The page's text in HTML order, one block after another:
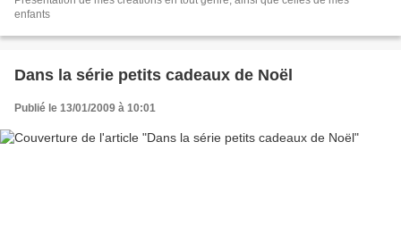
enfants
Dans la série petits cadeaux de Noël
Publié le 13/01/2009 à 10:01